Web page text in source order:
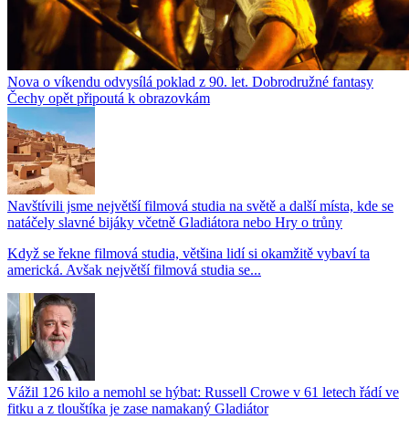
Nova o víkendu odvysílá poklad z 90. let. Dobrodružné fantasy
Čechy opět připoutá k obrazovkám
Navštívili jsme největší filmová studia na světě a další místa, kde se
natáčely slavné bijáky včetně Gladiátora nebo Hry o trůny
Když se řekne filmová studia, většina lidí si okamžitě vybaví ta
americká. Avšak největší filmová studia se...
Vážil 126 kilo a nemohl se hýbat: Russell Crowe v 61 letech řádí ve
fitku a z tlouštíka je zase namakaný Gladiátor